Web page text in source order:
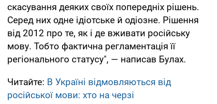
скасування деяких своїх попередніх рішень.
Серед них одне ідіотське й одіозне. Рішення
від 2012 про те, як і де вживати російську
мову. Тобто фактична регламентація її
регіонального статусу", — написав Булах.
Читайте: В Україні відмовляються від
російської мови: хто на черзі